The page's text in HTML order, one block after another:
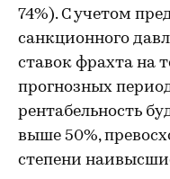
74%). С учетом
санкционного
ставок фрахта на
прогнозных
рентабельность
выше 50%,
степени